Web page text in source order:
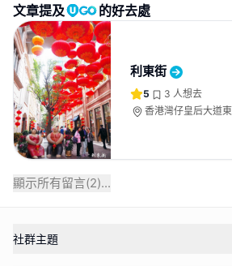
文章提及 的好去處
利東街
5 3 人想去
香港灣仔皇后大道
顯示所有留言(2)...
社群主題